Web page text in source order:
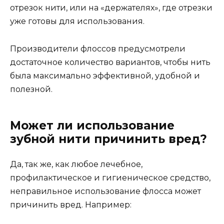
отрезок нити, или на «держателях», где отрезки
уже готовы для использования.
Производители флоссов предусмотрели
достаточное количество вариантов, чтобы нить
была максимально эффективной, удобной и
полезной.
Может ли использование
зубной нити причинить вред?
Да, так же, как любое лечебное,
профилактическое и гигиеническое средство,
неправильное использование флосса может
причинить вред. Например: